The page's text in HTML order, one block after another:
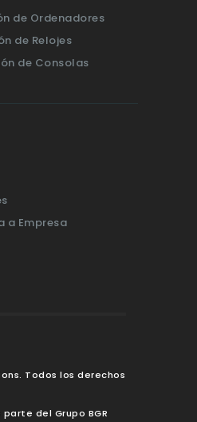
de Ordenadores
de Relojes
de Consolas
a Empresa
Todos los derechos
del Grupo BGR